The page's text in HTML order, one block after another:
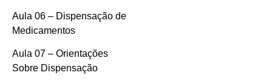
Aula 06 – Dispensação de
Medicamentos
Aula 07 – Orientações
Sobre Dispensação